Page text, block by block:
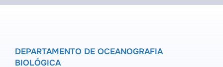
DEPARTAMENTO DE OCEANOGRAFIA
BIOLÓGICA